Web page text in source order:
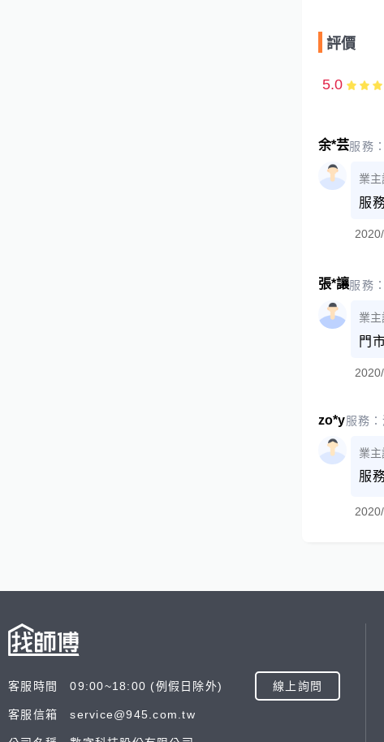
評價
5.0
余*芸服務
業
服
張*讓服務
業
門
zo*y服務：
業
服
客服時間 09:00~18:00 (例假日除外) 線上詢問
客服信箱 service@945.com.tw